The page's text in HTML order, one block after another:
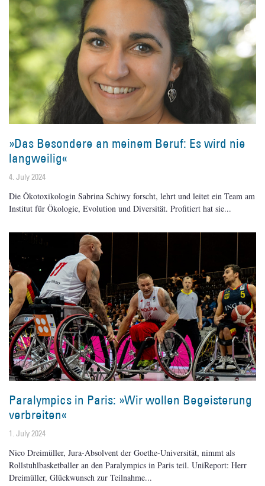
»Das Besondere an meinem Beruf: Es wird nie
langweilig«
4. July 2024
Die Ökotoxikologin Sabrina Schiwy forscht, lehrt und leitet ein Team am
Institut für Ökologie, Evolution und Diversität. Profitiert hat sie
Paralympics in Paris: »Wir wollen Begeisterung
verbreiten«
1. July 2024
Nico Dreimüller, Jura-Absolvent der Goethe-Universität, nimmt als
Rollstuhlbasketballer an den Paralympics in Paris teil. UniReport: Herr
Dreimüller, Glückwunsch zur Teilnahme